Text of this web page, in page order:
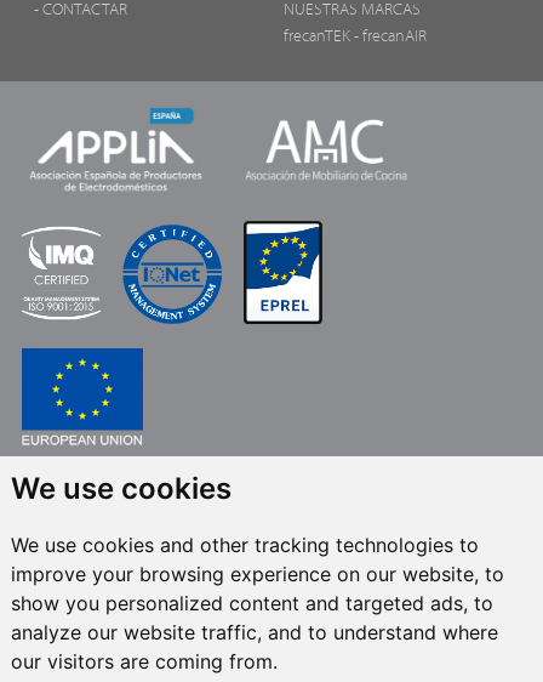
We use cookies
We use cookies and other tracking technologies to
improve your browsing experience on our website, to
show you personalized content and targeted ads, to
analyze our website traffic, and to understand where
our visitors are coming from.
- CONTACTAR
NUESTRAS MARCAS
frecanTEK - frecanAIR
FONDO EUROPEO DE DESARROLLO REGIONAL
FRECAN S.L.U.en el marco del Programa ICEX Next, ha contado con el apoyo
de ICEX y con la cofinanciación del fondo europeo FEDER. La finalidad de
este apoyo es contribuir al desarrollo internacional de la empresa y de su
entorno.
Todos los derechos reservados © 2024 Frecan, S.L.U. -